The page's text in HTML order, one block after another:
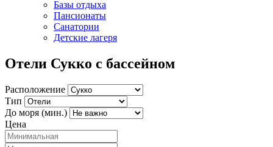
Базы отдыха
Пансионаты
Санатории
Детские лагеря
Отели Сукко с бассейном
Расположение
Тип
До моря (мин.)
Цена